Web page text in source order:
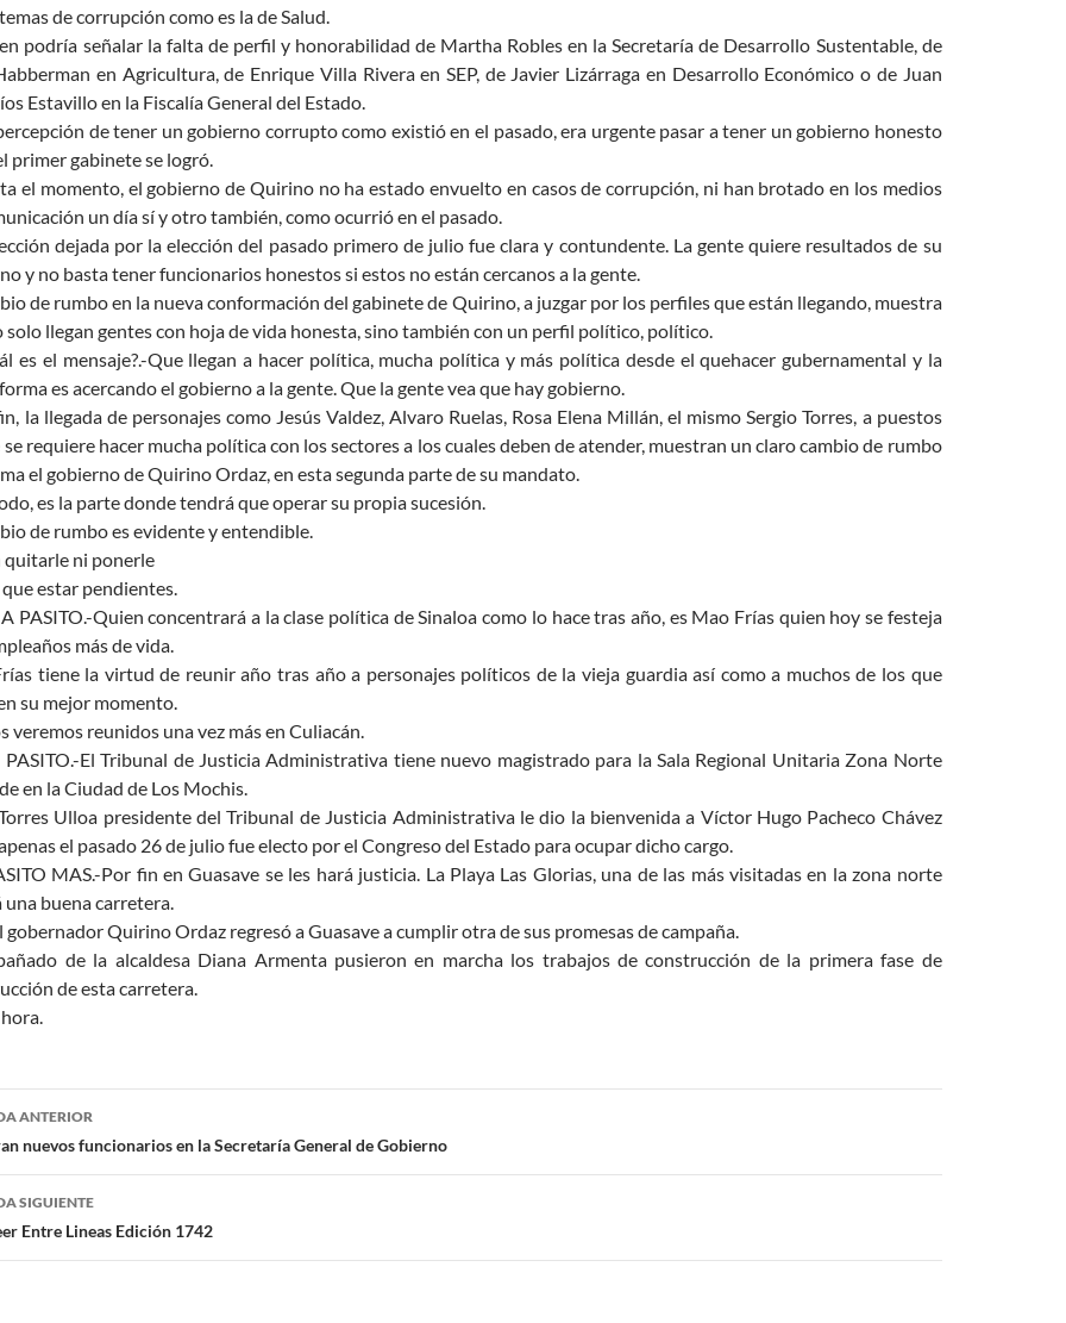
de corrupción como es la de Salud.
podría señalar la falta de perfil y honorabilidad de Martha Robles en la Secretaría de Desarrollo Sustentable, de
en Agricultura, de Enrique Villa Rivera en SEP, de Javier Lizárraga en Desarrollo Económico o de Juan
Estavillo en la Fiscalía General del Estado.
de tener un gobierno corrupto como existió en el pasado, era urgente pasar a tener un gobierno honesto
primer gabinete se logró.
el momento, el gobierno de Quirino no ha estado envuelto en casos de corrupción, ni han brotado en los medios
un día sí y otro también, como ocurrió en el pasado.
dejada por la elección del pasado primero de julio fue clara y contundente. La gente quiere resultados de su
y no basta tener funcionarios honestos si estos no están cercanos a la gente.
de rumbo en la nueva conformación del gabinete de Quirino, a juzgar por los perfiles que están llegando, muestra
solo llegan gentes con hoja de vida honesta, sino también con un perfil político, político.
es el mensaje?.-Que llegan a hacer política, mucha política y más política desde el quehacer gubernamental y la
es acercando el gobierno a la gente. Que la gente vea que hay gobierno.
la llegada de personajes como Jesús Valdez, Alvaro Ruelas, Rosa Elena Millán, el mismo Sergio Torres, a puestos
requiere hacer mucha política con los sectores a los cuales deben de atender, muestran un claro cambio de rumbo
el gobierno de Quirino Ordaz, en esta segunda parte de su mandato.
es la parte donde tendrá que operar su propia sucesión.
de rumbo es evidente y entendible.
quitarle ni ponerle
estar pendientes.
PASITO.-Quien concentrará a la clase política de Sinaloa como lo hace tras año, es Mao Frías quien hoy se festeja
más de vida.
tiene la virtud de reunir año tras año a personajes políticos de la vieja guardia así como a muchos de los que
su mejor momento.
veremos reunidos una vez más en Culiacán.
PASITO.-El Tribunal de Justicia Administrativa tiene nuevo magistrado para la Sala Regional Unitaria Zona Norte
en la Ciudad de Los Mochis.
Ulloa presidente del Tribunal de Justicia Administrativa le dio la bienvenida a Víctor Hugo Pacheco Chávez
el pasado 26 de julio fue electo por el Congreso del Estado para ocupar dicho cargo.
MAS.-Por fin en Guasave se les hará justicia. La Playa Las Glorias, una de las más visitadas en la zona norte
una buena carretera.
gobernador Quirino Ordaz regresó a Guasave a cumplir otra de sus promesas de campaña.
de la alcaldesa Diana Armenta pusieron en marcha los trabajos de construcción de la primera fase de
de esta carretera.
ANTERIOR
nuevos funcionarios en la Secretaría General de Gobierno
SIGUIENTE
Entre Lineas Edición 1742